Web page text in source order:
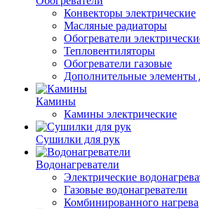
Конвекторы электрические
Масляные радиаторы
Обогреватели
Тепловентиляторы
Обогреватели газовые
Дополнительные элементы
Камины
Камины электрические
Сушилки для рук
Водонагреватели
Электрические
Газовые водонагреватели
Комбинированного нагрева